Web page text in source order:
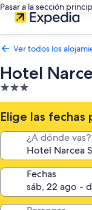
Pasar a la sección
Ver todos los
Hotel
Alojamiento
de
3.0 estrellas
Elige las fechas
¿A dónde vas?
Fechas